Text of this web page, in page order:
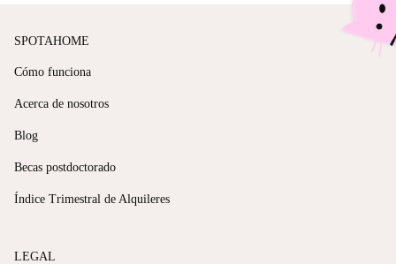
SPOTAHOME
Cómo funciona
Acerca de nosotros
Blog
Becas postdoctorado
Índice Trimestral de Alquileres
LEGAL